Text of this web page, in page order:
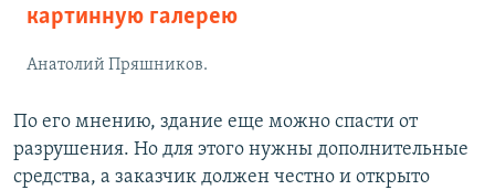
картинную галерею
Анатолий Пряшников.
По его мнению, здание еще можно спасти от
разрушения. Но для этого нужны дополнительные
средства, а заказчик должен честно и открыто